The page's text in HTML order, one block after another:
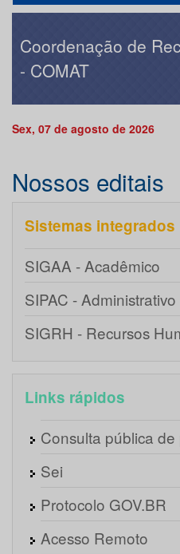
Coordenação de
- COMAT
Sex, 07 de agosto de 2026
Nossos editais
Sistemas integrados
SIGAA - Acadêmico
SIPAC - Administrativo
SIGRH - Recursos
Links rápidos
Consulta pública de
Sei
Protocolo GOV.BR
Acesso Remoto